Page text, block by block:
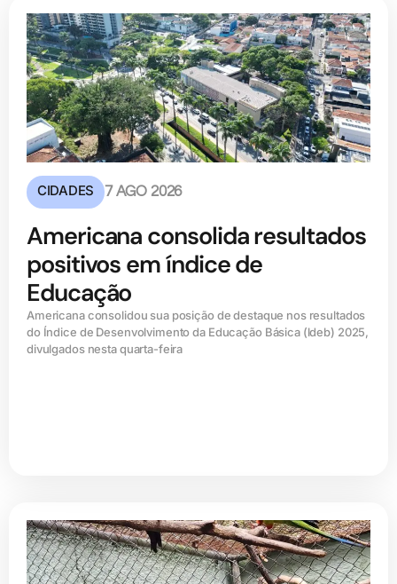
CIDADES 7 AGO 2026
Americana consolida resultados
positivos em índice de
Educação
Americana consolidou sua posição de destaque nos resultados
do Índice de Desenvolvimento da Educação Básica (ldeb) 2025,
divulgados nesta quarta-feira